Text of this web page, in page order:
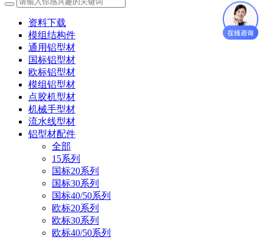
资料下载
模组结构件
通用铝型材
国标铝型材
欧标铝型材
模组铝型材
点胶机型材
机械手型材
流水线型材
铝型材配件
全部
15系列
国标20系列
国标30系列
国标40/50系列
欧标20系列
欧标30系列
欧标40/50系列